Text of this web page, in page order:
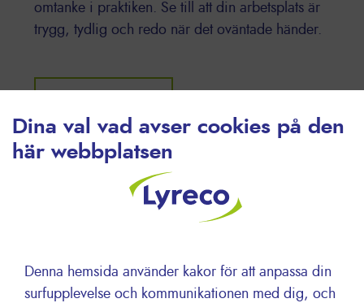
Dina val vad avser cookies på den
här webbplatsen
Denna hemsida använder kakor för att anpassa din
surfupplevelse och kommunikationen med dig, och
omtanke i praktiken. Se till att din arbetsplats är
trygg, tydlig och redo när det oväntade händer.